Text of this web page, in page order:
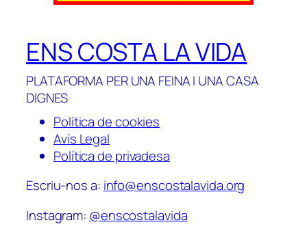
ENS COSTA LA VIDA
PLATAFORMA PER UNA FEINA I UNA CASA
DIGNES
Política de cookies
Avís Legal
Política de privadesa
Escriu-nos a: info@enscostalavida.org
Instagram: @enscostalavida